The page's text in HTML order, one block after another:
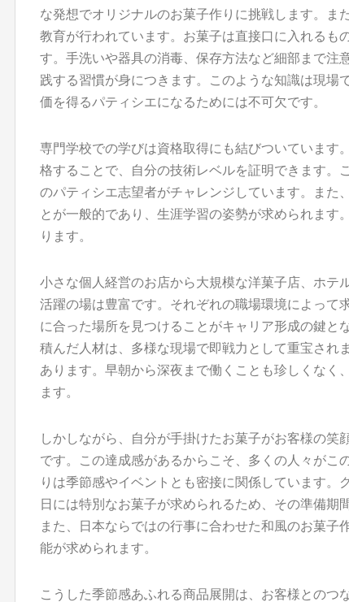
な発想でオリジナルのお菓子作りに挑戦します。ま
教育が行われています。お菓子は直接口に入れるも
す。手洗いや器具の消毒、保存方法など細部まで注
践する習慣が身につきます。このような知識は現場
価を得るパティシエになるためには不可欠です。
専門学校での学びは資格取得にも結びついています
格することで、自分の技術レベルを証明できます。
のパティシエ志望者がチャレンジしています。また
とが一般的であり、生涯学習の姿勢が求められます
ります。
小さな個人経営のお店から大規模な洋菓子店、ホテ
活躍の場は豊富です。それぞれの職場環境によって
に合った場所を見つけることがキャリア形成の鍵と
積んだ人材は、多様な現場で即戦力として重宝され
あります。早朝から深夜まで働くことも珍しくなく
ます。
しかしながら、自分が手掛けたお菓子がお客様の笑
です。この達成感があるからこそ、多くの人々がこ
りは季節感やイベントとも密接に関係しています。
日には特別なお菓子が求められるため、その準備期
また、日本ならではの行事に合わせた和風のお菓子
能が求められます。
こうした季節感あふれる商品展開は、お客様とのつ